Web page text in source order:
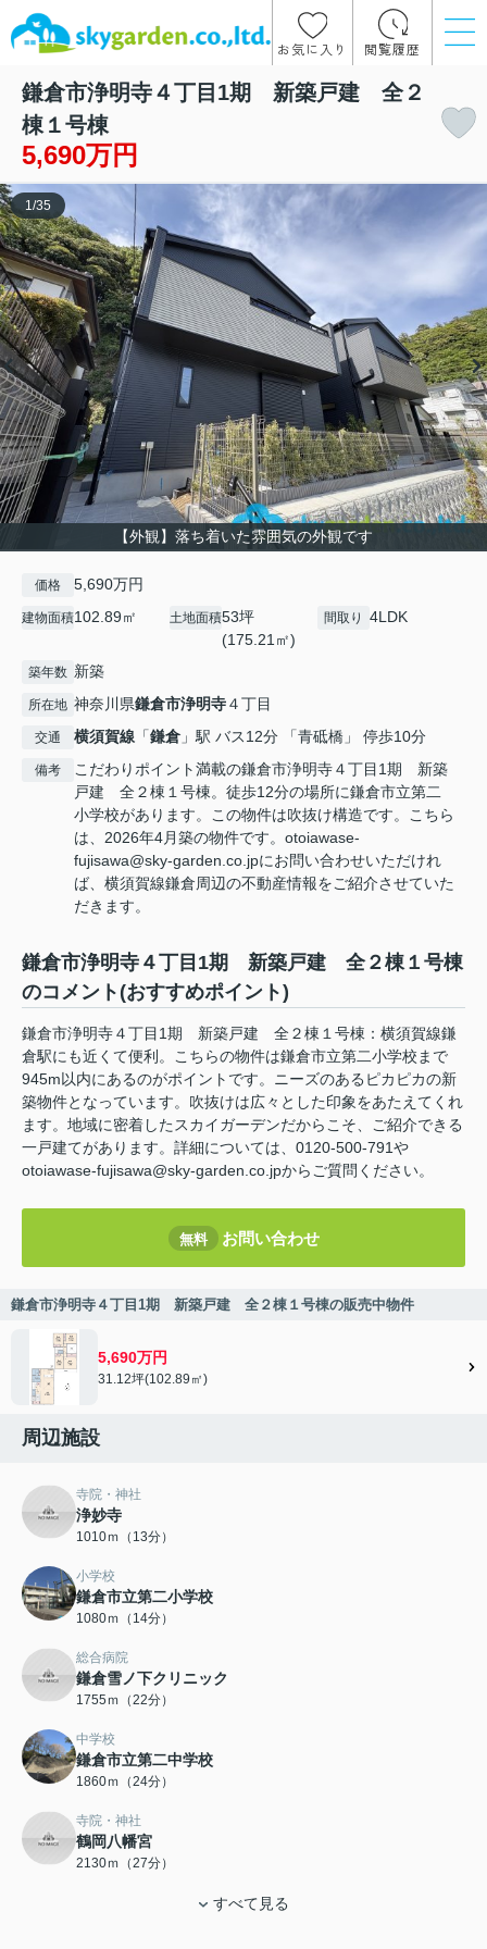
お気に入り 閲覧履歴
鎌倉市浄明寺４丁目1期 新築戸建 全２
棟１号棟
5,690万円
【外観】落ち着いた雰囲気の外観です
1 /35
価格 5,690万円
建物面積102.89㎡ 土地面積53坪
(175.21㎡)
間取り 4LDK
築年数 新築
所在地 神奈川県鎌倉市浄明寺４丁目
交通 横須賀線 「鎌倉 」駅 バス12分 「青砥橋」 停歩10分
備考
こだわりポイント満載の鎌倉市浄明寺４丁目1期 新築
戸建 全２棟１号棟。徒歩12分の場所に鎌倉市立第二
小学校があります。この物件は吹抜け構造です。こちら
は、2026年4月築の物件です。otoiawase-
fujisawa@sky-garden.co.jpにお問い合わせいただけれ
ば、横須賀線鎌倉周辺の不動産情報をご紹介させていた
だきます。
鎌倉市浄明寺４丁目1期 新築戸建 全２棟１号棟
のコメント(おすすめポイント)
鎌倉市浄明寺４丁目1期 新築戸建 全２棟１号棟：横須賀線鎌
倉駅にも近くて便利。こちらの物件は鎌倉市立第二小学校まで
945m以内にあるのがポイントです。ニーズのあるピカピカの新
築物件となっています。吹抜けは広々とした印象をあたえてくれ
ます。地域に密着したスカイガーデンだからこそ、ご紹介できる
一戸建てがあります。詳細については、0120-500-791や
otoiawase-fujisawa@sky-garden.co.jpからご質問ください。
無料 お問い合わせ
鎌倉市浄明寺４丁目1期 新築戸建 全２棟１号棟の販売中物件
5,690万円
31.12坪(102.89㎡)
周辺施設
寺院・神社
浄妙寺
1010ｍ（13分）
小学校
鎌倉市立第二小学校
1080ｍ（14分）
総合病院
鎌倉雪ノ下クリニック
1755ｍ（22分）
中学校
鎌倉市立第二中学校
1860ｍ（24分）
寺院・神社
鶴岡八幡宮
2130ｍ（27分）
すべて見る